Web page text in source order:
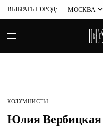
ВЫБРАТЬ ГОРОД: МОСКВА
КОЛУМНИСТЫ
Юлия Вербицкая